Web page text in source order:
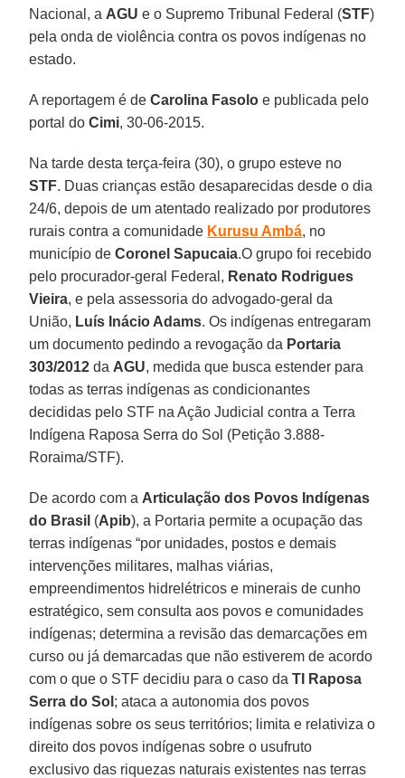
Nacional, a AGU e o Supremo Tribunal Federal (STF)
pela onda de violência contra os povos indígenas no
estado.
A reportagem é deCarolina Fasolo e publicada pelo
portal doCimi, 30-06-2015.
Na tarde desta terça-feira (30), o grupo esteve no
STF. Duas crianças estão desaparecidas desde o dia
24/6, depois de um atentado realizado por produtores
rurais contra a comunidade Kurusu Ambá, no
município de Coronel Sapucaia.O grupo foi recebido
pelo procurador-geral Federal, Renato Rodrigues
Vieira, e pela assessoria do advogado-geral da
União, Luís Inácio Adams. Os indígenas entregaram
um documento pedindo a revogação da Portaria
303/2012 da AGU, medida que busca estender para
todas as terras indígenas as condicionantes
decididas pelo STF na Ação Judicial contra a Terra
Indígena Raposa Serra do Sol (Petição 3.888-
Roraima/STF).
De acordo com a Articulação dos Povos Indígenas
do Brasil (Apib), a Portaria permite a ocupação das
terras indígenas “por unidades, postos e demais
intervenções militares, malhas viárias,
empreendimentos hidrelétricos e minerais de cunho
estratégico, sem consulta aos povos e comunidades
indígenas; determina a revisão das demarcações em
curso ou já demarcadas que não estiverem de acordo
com o que o STF decidiu para o caso daTI Raposa
Serra do Sol ; ataca a autonomia dos povos
indígenas sobre os seus territórios; limita e relativiza o
direito dos povos indígenas sobre o usufruto
exclusivo das riquezas naturais existentes nas terras